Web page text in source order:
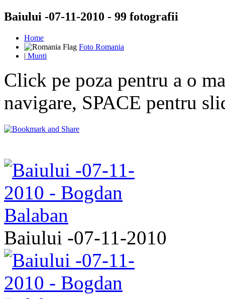
Baiului -07-11-2010 - 99 fotografii
Home
Foto Romania
| Munti
Click pe poza pentru a o
navigare, SPACE pentru
Baiului -07-11-2010